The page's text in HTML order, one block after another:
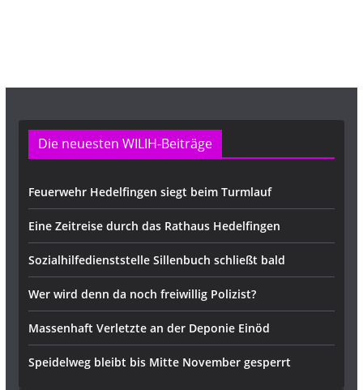
Die neuesten WILIH-Beiträge
Feuerwehr Hedelfingen siegt beim Turmlauf
Eine Zeitreise durch das Rathaus Hedelfingen
Sozialhilfedienststelle Sillenbuch schließt bald
Wer wird denn da noch freiwillig Polizist?
Massenhaft Verletzte an der Deponie Einöd
Speidelweg bleibt bis Mitte November gesperrt